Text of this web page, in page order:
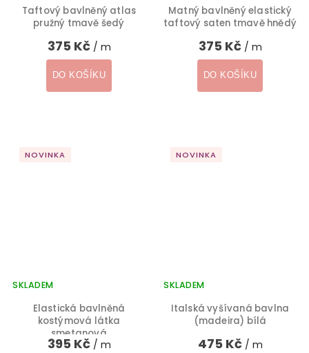
Taftový bavlněný atlas
pružný tmavě šedý
375 Kč / m
DO KOŠÍKU
Matný bavlněný elastický
taftový saten tmavě hnědý
375 Kč / m
DO KOŠÍKU
NOVINKA
Elastická bavlněná
kostýmová látka
smetanová
SKLADEM
395 Kč / m
NOVINKA
Italská vyšívaná bavlna
(madeira) bílá
SKLADEM
475 Kč / m